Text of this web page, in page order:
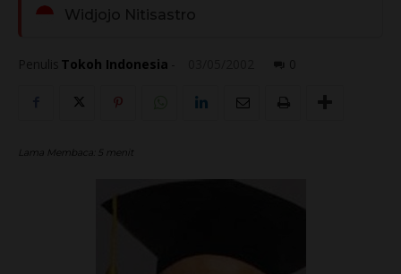
Widjojo Nitisastro
Tokoh Indonesia
Lama Membaca: 5 menit